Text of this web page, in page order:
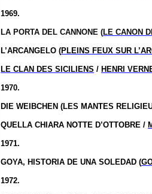
1969.
LA PORTA DEL CANNONE (LE CANON
L’ARCANGELO (PLEINS FEUX SUR
LE CLAN DES SICILIENS / HENRI
1970.
DIE WEIBCHEN (LES MANTES
QUELLA CHIARA NOTTE D’OTTOBRE /
1971.
GOYA, HISTORIA DE UNA SOLEDAD (
1972.